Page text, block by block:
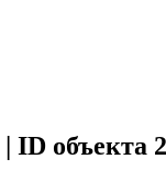
| ID объекта